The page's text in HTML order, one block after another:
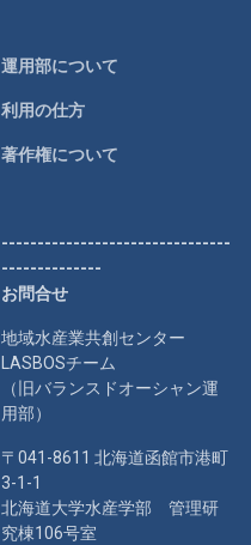
運用部について
利用の仕方
著作権について
--------------------------------
--------------
お問合せ
地域水産業共創センター
LASBOSチーム
（旧バランスドオーシャン運
用部）
〒041-8611 北海道函館市港町
3-1-1
北海道大学水産学部 管理研
究棟106号室